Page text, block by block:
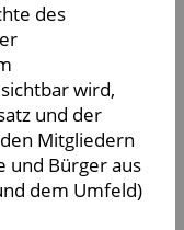
des
wird,
und der
Mitgliedern
und Bürger aus
dem Umfeld)